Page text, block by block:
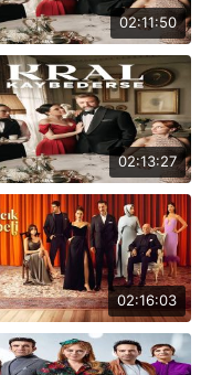
02:11:50
02:13:27
02:16:03